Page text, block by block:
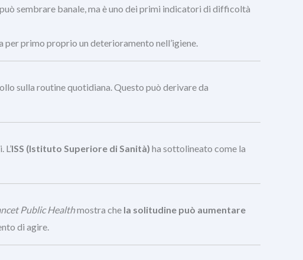
sembrare banale, ma è uno dei primi indicatori di difficoltà
per primo proprio un deterioramento nell’igiene.
sulla routine quotidiana. Questo può derivare da
ISS (Istituto Superiore di Sanità) ha sottolineato come la
Public Healthmostra che la solitudine può aumentare
di agire.